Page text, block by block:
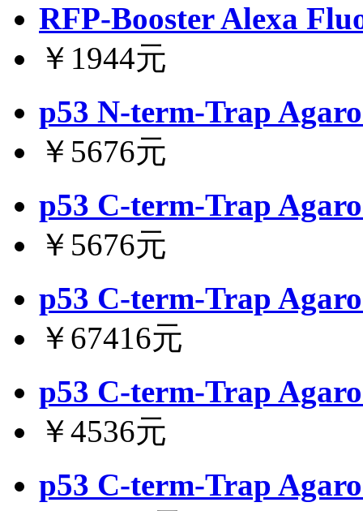
RFP-Booster Alexa
￥1944元
p53 N-term-Trap
￥5676元
p53 C-term-Trap
￥5676元
p53 C-term-Trap
￥67416元
p53 C-term-Trap
￥4536元
p53 C-term-Trap